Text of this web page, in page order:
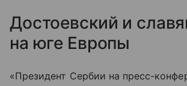
Достоевский и
на юге Европы
«Президент Сербии на пресс-